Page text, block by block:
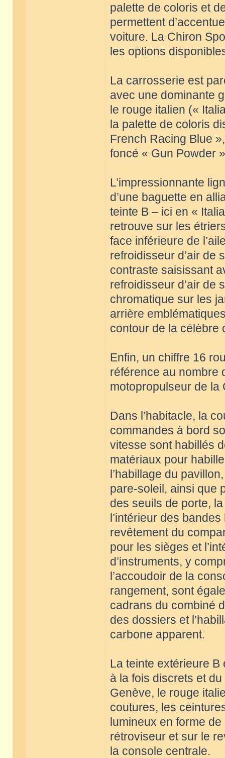
palette de coloris et
permettent
voiture. La Chiron
les options
La carrosserie est
avec une dominante
le rouge italien («
la palette de coloris
French Racing Blue
foncé « Gun Powder
L’impressionnante
d’une baguette en
teinte B – ici en «
retrouve sur les
face inférieure de
refroidisseur d’air de
contraste saisissant
refroidisseur d’air de
chromatique sur les
arrière
contour de la célèbre
Enfin, un chiffre 16
référence au nombre
motopropulseur de la
Dans l’habitacle, la
commandes à bord
vitesse sont habillés
matériaux pour
l’habillage du
pare-soleil, ainsi que
des seuils de porte,
l’intérieur des
revêtement du
pour les sièges et
d’instruments, y
l’accoudoir de la
rangement, sont
cadrans du combiné
des dossiers et
carbone apparent.
La teinte extérieure B
à la fois discrets et
Genève, le rouge
coutures, les
lumineux en forme
rétroviseur et sur le
la console centrale.